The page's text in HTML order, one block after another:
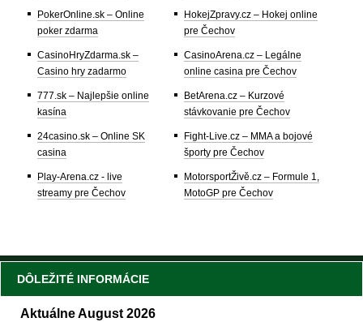
PokerOnline.sk – Online
poker zdarma
CasinoHryZdarma.sk –
Casino hry zadarmo
777.sk – Najlepšie online
kasína
24casino.sk – Online SK
casina
Play-Arena.cz - live
streamy pre Čechov
HokejZpravy.cz – Hokej online
pre Čechov
CasinoArena.cz – Legálne
online casina pre Čechov
BetArena.cz – Kurzové
stávkovanie pre Čechov
Fight-Live.cz – MMA a bojové
športy pre Čechov
MotorsportŽivě.cz – Formule 1,
MotoGP pre Čechov
DÔLEŽITÉ INFORMÁCIE
Aktuálne August 2026